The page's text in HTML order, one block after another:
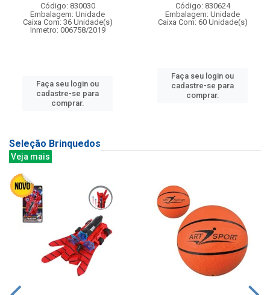
Código: 830030
Embalagem: Unidade
Caixa Com: 36 Unidade(s)
Inmetro: 006758/2019
Faça seu login ou
cadastre-se para
comprar.
Código: 830624
Embalagem: Unidade
Caixa Com: 60 Unidade(s)
Faça seu login ou
cadastre-se para
comprar.
Seleção Brinquedos
Veja mais